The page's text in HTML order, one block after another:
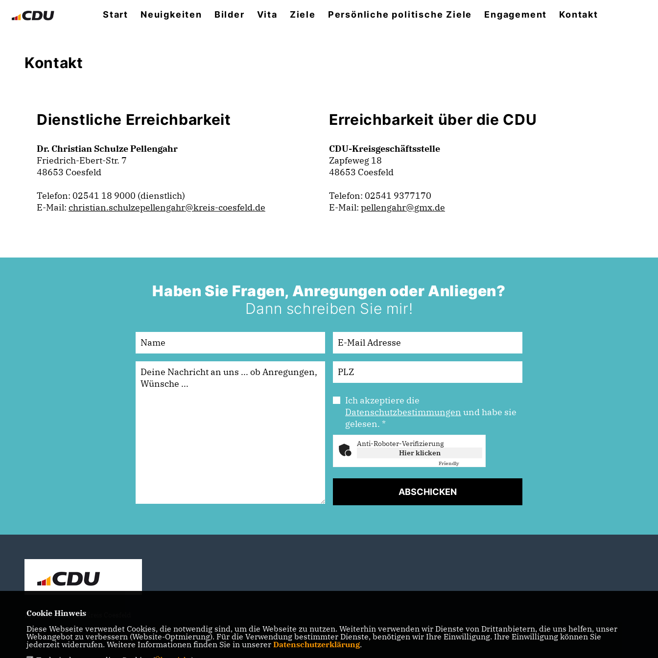
Start Neuigkeiten Bilder Vita Ziele Persönliche politische Ziele Engagement Kontakt
Kontakt
Dienstliche Erreichbarkeit
Dr. Christian Schulze Pellengahr
Friedrich-Ebert-Str. 7
48653 Coesfeld
Telefon: 02541 18 9000 (dienstlich)
E-Mail: christian.schulzepellengahr@kreis-coesfeld.de
Erreichbarkeit über die CDU
CDU-Kreisgeschäftsstelle
Zapfeweg 18
48653 Coesfeld
Telefon: 02541 9377170
E-Mail: pellengahr@gmx.de
Haben Sie Fragen, Anregungen oder Anliegen?
Dann schreiben Sie mir!
Ich akzeptiere die
Datenschutzbestimmungen und habe sie
gelesen. *
Anti-Roboter-Verifizierung
Hier klicken
Friendly
ABSCHICKEN
Ihr Landrat für den Kreis Coesfeld
Cookie Hinweis
Diese Webseite verwendet Cookies, die notwendig sind, um die Webseite zu nutzen. Weiterhin verwenden wir Dienste von Drittanbietern, die uns helfen, unser
Webangebot zu verbessern (Website-Optmierung). Für die Verwendung bestimmter Dienste, benötigen wir Ihre Einwilligung. Ihre Einwilligung können Sie
jederzeit widerrufen. Weitere Informationen finden Sie in unserer Datenschutzerklärung.